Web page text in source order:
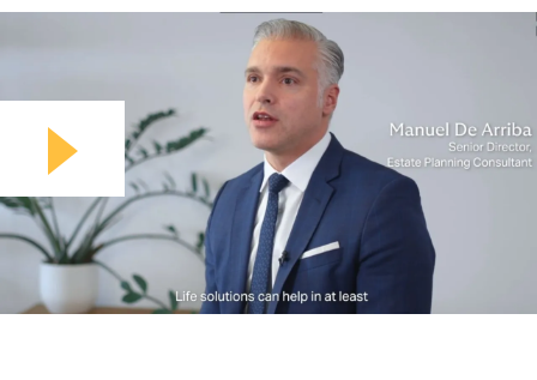
Play video